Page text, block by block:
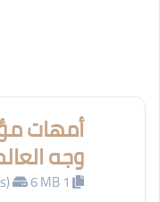
أمهات
وجه
6 MB